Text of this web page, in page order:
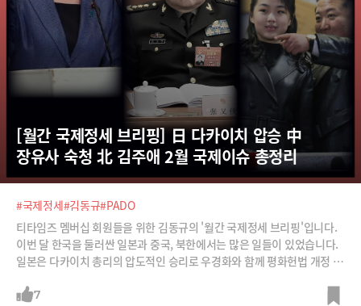
[월간 국제정세 브리핑] 日 다카이치 압승 中
장유사 숙청 北 김주애 2월 국제이슈 총정리
#국제정세#김동규#PADO
티타임즈 멤버십 회원들을 위한 김동규의 '월간 국제정세 브리핑'입니다.
이번 달 한국을 둘러싼 일본과 중국, 북한에서는 많은 일들이 있었습니다.
일본은 다카이치 총리의 압도적인 승리로 우경화와 함께 평화헌법 개정 움
어떤 직언도 불가능한 시진핑의 무소불위 1인 독재 체제를 더욱 굳건히 다
7